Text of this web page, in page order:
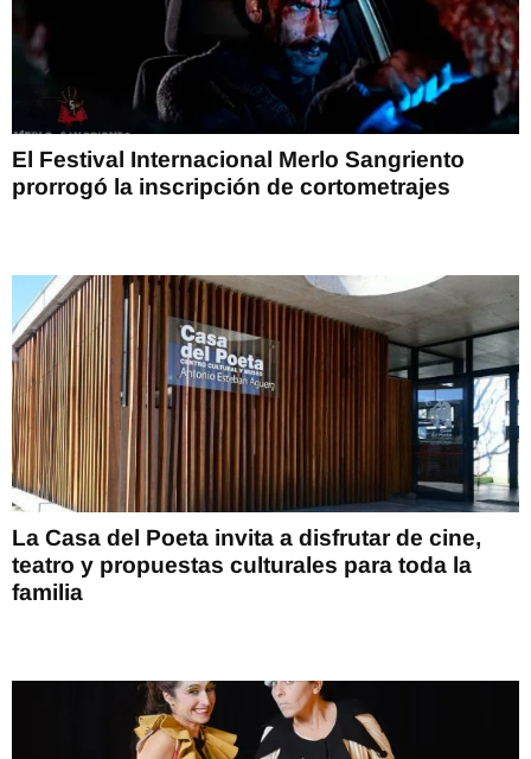
El Festival Internacional Merlo Sangriento
prorrogó la inscripción de cortometrajes
La Casa del Poeta invita a disfrutar de cine,
teatro y propuestas culturales para toda la
familia